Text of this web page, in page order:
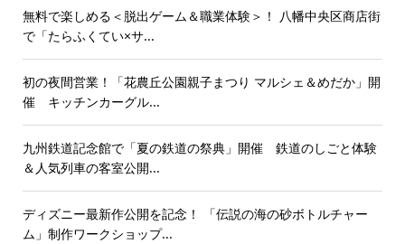
無料で楽しめる＜脱出ゲーム＆職業体験＞！ 八幡中央区商店街
で「たらふくてい×サ...
初の夜間営業！「花農丘公園親子まつり マルシェ＆めだか」開
催 キッチンカーグル...
九州鉄道記念館で「夏の鉄道の祭典」開催 鉄道のしごと体験
＆人気列車の客室公開...
ディズニー最新作公開を記念！ 「伝説の海の砂ボトルチャー
ム」制作ワークショップ...